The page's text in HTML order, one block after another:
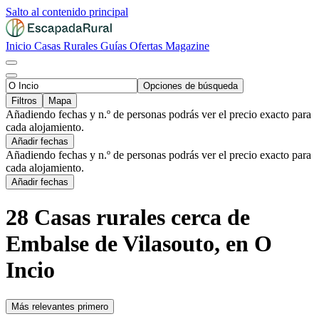
Salto al contenido principal
Inicio Casas Rurales Guías Ofertas Magazine
Opciones de búsqueda
Filtros
Mapa
Añadiendo fechas y n.º de personas podrás ver el precio exacto para
cada alojamiento.
Añadir fechas
Añadiendo fechas y n.º de personas podrás ver el precio exacto para
cada alojamiento.
Añadir fechas
28 Casas rurales cerca de
Embalse de Vilasouto, en O
Incio
Más relevantes primero